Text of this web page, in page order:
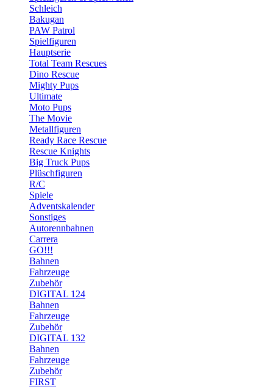
Schleich
Bakugan
PAW Patrol
Spielfiguren
Hauptserie
Total Team Rescues
Dino Rescue
Mighty Pups
Ultimate
Moto Pups
The Movie
Metallfiguren
Ready Race Rescue
Rescue Knights
Big Truck Pups
Plüschfiguren
R/C
Spiele
Adventskalender
Sonstiges
Autorennbahnen
Carrera
GO!!!
Bahnen
Fahrzeuge
Zubehör
DIGITAL 124
Bahnen
Fahrzeuge
Zubehör
DIGITAL 132
Bahnen
Fahrzeuge
Zubehör
FIRST